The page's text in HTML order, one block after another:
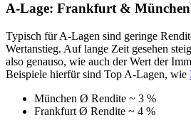
A-Lage: Frankfurt & München
Typisch für A-Lagen sind geringe
Wertanstieg. Auf lange Zeit gesehen
also genauso, wie auch der Wert der
Beispiele hierfür sind Top A-Lagen, wie
München Ø Rendite ~ 3 %
Frankfurt Ø Rendite ~ 4 %